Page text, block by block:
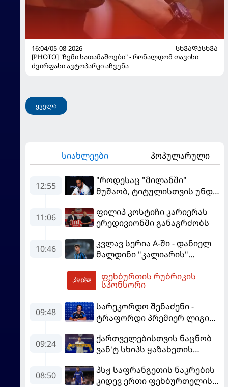
16:04/05-08-2026
ᲡᲮᲕᲐᲓᲐᲡᲮᲕᲐ
[PHOTO] "ჩემი სათამაშოები" - რონალდომ თავისი
ძვირფასი ავტოპარკი აჩვენა
ყველა
სიახლეები პოპულარული
12:55
"როდესაც "მილანში"
მუშაობ, ტიტულისთვის უნდა
"როსონერის" ფანები
დააიმედა
11:06
ფილიპ კოსტიჩი კარიერას
ერედივიონში განაგრძობს
10:46
კვლავ სერია A-ში - დანიელ
მალდინი "კალიარის"
ფეხბურთის რუბრიკის
სპონსორი
09:48
სარეკორდო შენაძენი -
ტრაფორდი პრემიერ ლიგის
09:24
ქართველებისთვის ნაცნობ
ვან'ტ სხიპს ყაზახეთის
08:50
პსჟ საფრანგეთის ნაკრების
კიდევ ერთი ფეხბურთელის